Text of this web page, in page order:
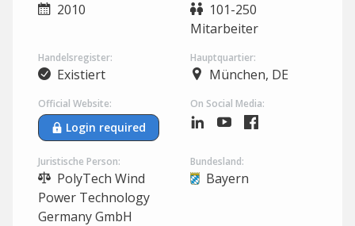
2010
101-250
Mitarbeiter
Handelsregister:
Existiert
Hauptquartier:
München, DE
Official Website:
Login required
On Social Media:
Juristische Person:
PolyTech Wind
Power Technology
Germany GmbH
Bundesland:
Bayern